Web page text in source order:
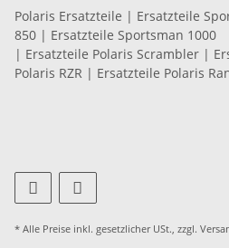
Polaris Ersatzteile | Ersatzteile
850 | Ersatzteile Sportsman 1000
| Ersatzteile Polaris Scrambler |
Polaris RZR | Ersatzteile Polaris
* Alle Preise inkl. gesetzlicher USt., zzgl.